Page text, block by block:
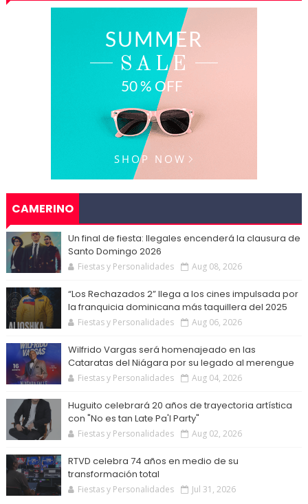
CAMERINO
Un final de fiesta: Ilegales encenderá la clausura de
Santo Domingo 2026
Fiestas y Personalidades Aug 08, 2026
“Los Rechazados 2” llega a los cines impulsada por
la franquicia dominicana más taquillera del 2025
Fiestas y Personalidades Aug 06, 2026
Wilfrido Vargas será homenajeado en las
Cataratas del Niágara por su legado al merengue
Fiestas y Personalidades Aug 04, 2026
Huguito celebrará 20 años de trayectoria artística
con "No es tan Late Pa'l Party"
Fiestas y Personalidades Aug 02, 2026
RTVD celebra 74 años en medio de su
transformación total
Fiestas y Personalidades Jul 31, 2026